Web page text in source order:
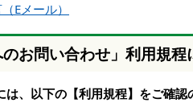
Eメール）
のお問い合わせ」利用規程
は、以下の【利用規程】をご確認